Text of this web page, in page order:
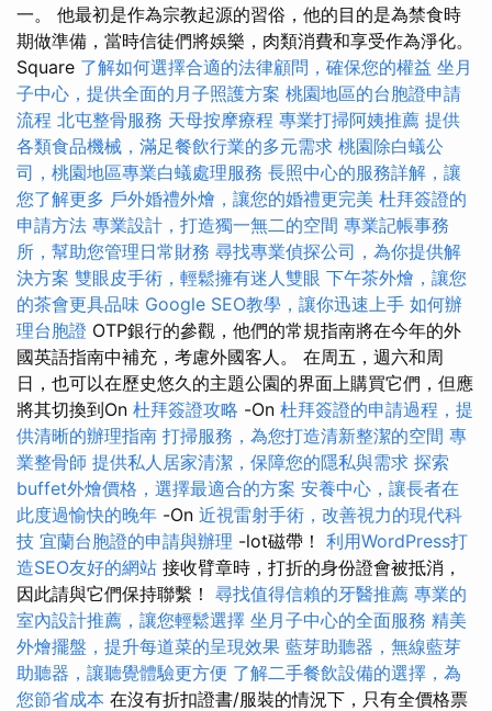
一。 他最初是作為宗教起源的習俗，他的目的是為禁食時
期做準備，當時信徒們將娛樂，肉類消費和享受作為淨化。
Square 了解如何選擇合適的法律顧問，確保您的權益 坐月
子中心，提供全面的月子照護方案 桃園地區的台胞證申請
流程 北屯整骨服務 天母按摩療程 專業打掃阿姨推薦 提供
各類食品機械，滿足餐飲行業的多元需求 桃園除白蟻公
司，桃園地區專業白蟻處理服務 長照中心的服務詳解，讓
您了解更多 戶外婚禮外燴，讓您的婚禮更完美 杜拜簽證的
申請方法 專業設計，打造獨一無二的空間 專業記帳事務
所，幫助您管理日常財務 尋找專業偵探公司，為你提供解
決方案 雙眼皮手術，輕鬆擁有迷人雙眼 下午茶外燴，讓您
的茶會更具品味 Google SEO教學，讓你迅速上手 如何辦
理台胞證 OTP銀行的參觀，他們的常規指南將在今年的外
國英語指南中補充，考慮外國客人。 在周五，週六和周
日，也可以在歷史悠久的主題公園的界面上購買它們，但應
將其切換到On 杜拜簽證攻略 -On 杜拜簽證的申請過程，提
供清晰的辦理指南 打掃服務，為您打造清新整潔的空間 專
業整骨師 提供私人居家清潔，保障您的隱私與需求 探索
buffet外燴價格，選擇最適合的方案 安養中心，讓長者在
此度過愉快的晚年 -On 近視雷射手術，改善視力的現代科
技 宜蘭台胞證的申請與辦理 -lot磁帶！ 利用WordPress打
造SEO友好的網站 接收臂章時，打折的身份證會被抵消，
因此請與它們保持聯繫！ 尋找值得信賴的牙醫推薦 專業的
室內設計推薦，讓您輕鬆選擇 坐月子中心的全面服務 精美
外燴擺盤，提升每道菜的呈現效果 藍芽助聽器，無線藍芽
助聽器，讓聽覺體驗更方便 了解二手餐飲設備的選擇，為
您節省成本 在沒有折扣證書/服裝的情況下，只有全價格票